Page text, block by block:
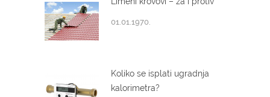
01.01.1970.
Koliko se isplati ugradnja
kalorimetra?